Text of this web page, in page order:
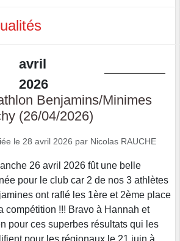
avril
2026
Benjamins/Minimes
(26/04/2026)
le 28 avril 2026 par Nicolas RAUCHE
26 avril 2026 fût une belle
pour le club car 2 de nos 3 athlètes
ont raflé les 1ère et 2ème place
compétition !!! Bravo à Hannah et
pour ces superbes résultats qui les
pour les régionaux le 21 juin à...